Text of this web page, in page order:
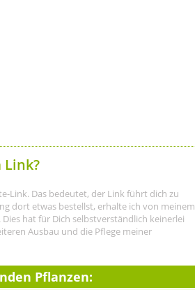
Link. Das bedeutet, der Link führt dich zu
dort etwas bestellst, erhalte ich von meinem
hat für Dich selbstverständlich keinerlei
Ausbau und die Pflege meiner
Pflanzen: